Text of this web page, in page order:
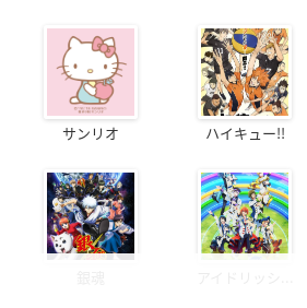
サンリオ ハイキュー!!